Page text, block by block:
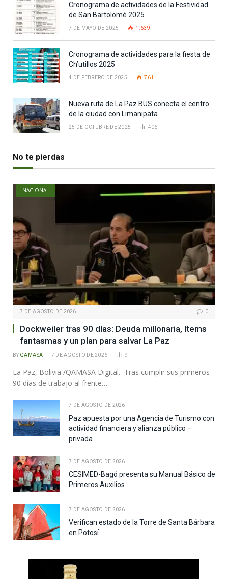
Cronograma de actividades de la Festividad
de San Bartolomé 2025
7 DE MAYO DE 2025 1.639
Cronograma de actividades para la fiesta de
Ch’utillos 2025
4 DE FEBRERO DE 2025 761
Nueva ruta de La Paz BUS conecta el centro
de la ciudad con Limanipata
25 DE OCTUBRE DE 2025 406
No te pierdas
NACIONAL
7 DE AGOSTO DE 2026 0
Dockweiler tras 90 días: Deuda millonaria, ítems
fantasmas y un plan para salvar La Paz
BY QAMASA 7 DE AGOSTO DE 2026 9
La Paz, Bolivia /QAMASA Digital. Tras cumplir sus primeros
90 días de trabajo al frente…
7 DE AGOSTO DE 2026
Paz apuesta por una Agencia de Turismo con
actividad financiera y alianza público –
privada
7 DE AGOSTO DE 2026
CESIMED-Bagó presenta su Manual Básico de
Primeros Auxilios
7 DE AGOSTO DE 2026
Verifican estado de la Torre de Santa Bárbara
en Potosí